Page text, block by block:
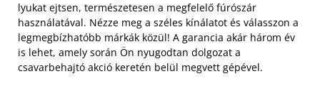
lyukat ejtsen, természetesen a megfelelő fúrószár
használatával. Nézze meg a széles kínálatot és válasszon a
legmegbízhatóbb márkák közül! A garancia akár három év
is lehet, amely során Ön nyugodtan dolgozat a
csavarbehajtó akció keretén belül megvett gépével.